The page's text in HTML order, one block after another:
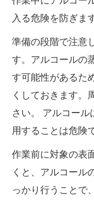
入る危険を防ぎま
準備の段階で注意
す。アルコールの
す可能性があるた
くしておきます。
さい。 アルコー
用することは危険
作業前に対象の表
くと、アルコール
っかり行うことで